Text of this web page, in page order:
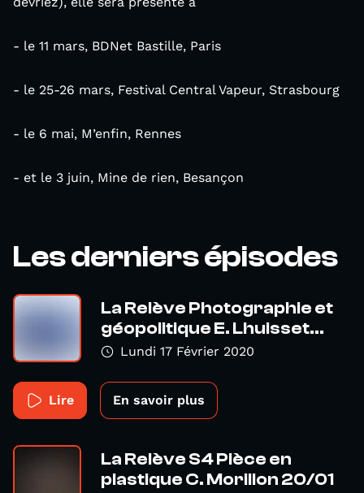
- le 11 mars, BDNet Bastille, Paris
- le 25-26 mars, Festival Central Vapeur, Strasbourg
- le 6 mai, M’enfin, Rennes
- et le 3 juin, Mine de rien, Besançon
Les derniers épisodes
La Relève Photographie et
géopolitique E. Lhuisset...
Lundi 17 Février 2020
Lire En savoir plus
La Relève S4 Pièce en
plastique C. Morillon 20/01